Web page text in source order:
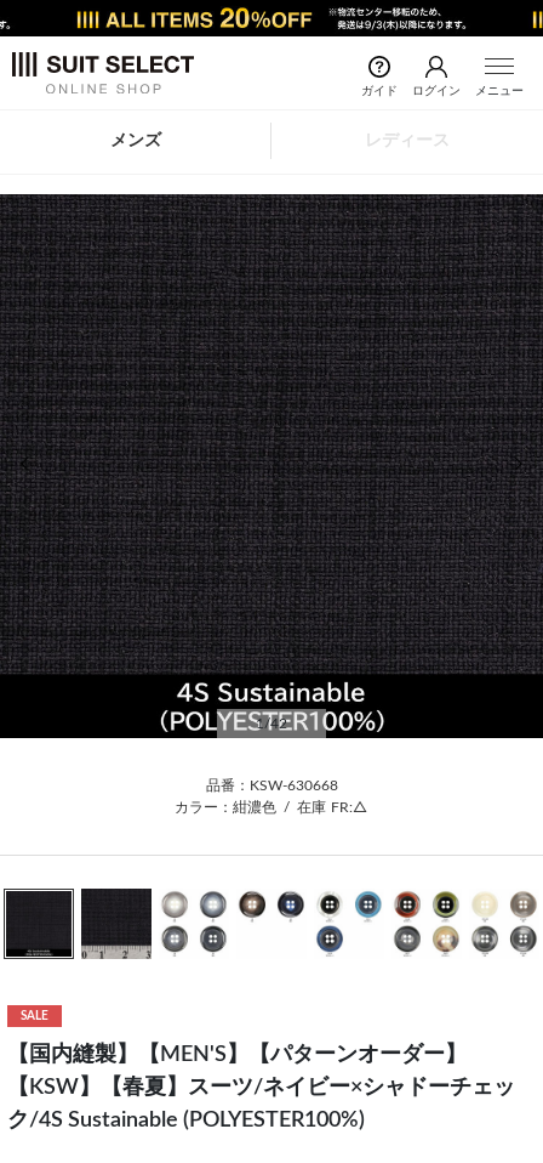
ガイド ログイン メニュー
メンズ レディース
前の画像 次
1 /42
品番：KSW-630668
カラー：紺濃色
/ 在庫 FR:△
SALE
【国内縫製】【MEN'S】【パターンオーダー】
【KSW】【春夏】スーツ/ネイビー×シャドーチェッ
ク/4S Sustainable (POLYESTER100%)